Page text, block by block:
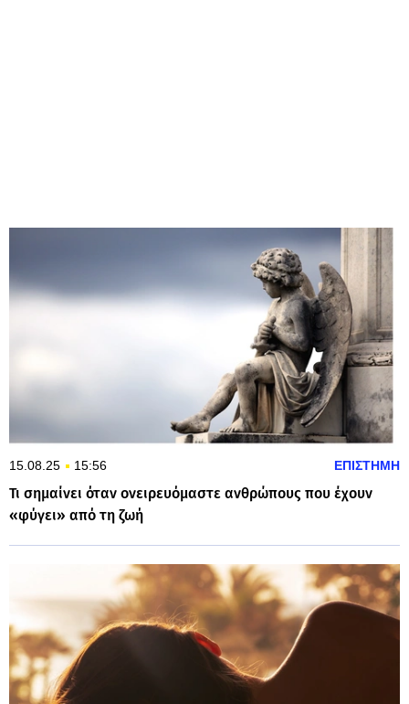
15.08.25 15:56 ΕΠΙΣΤΗΜΗ
Τι σημαίνει όταν ονειρευόμαστε ανθρώπους που έχουν
«φύγει» από τη ζωή